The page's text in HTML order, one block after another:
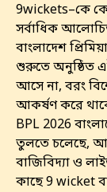
9wickets–কে
সর্বাধিক
বাংলাদেশ
শুরুতে অনুষ্ঠিত
আসে না, বরং
আকর্ষণ করে
BPL 2026
তুলতে চলেছে,
বাজিবিদ্যা ও
কাছে 9 wicket